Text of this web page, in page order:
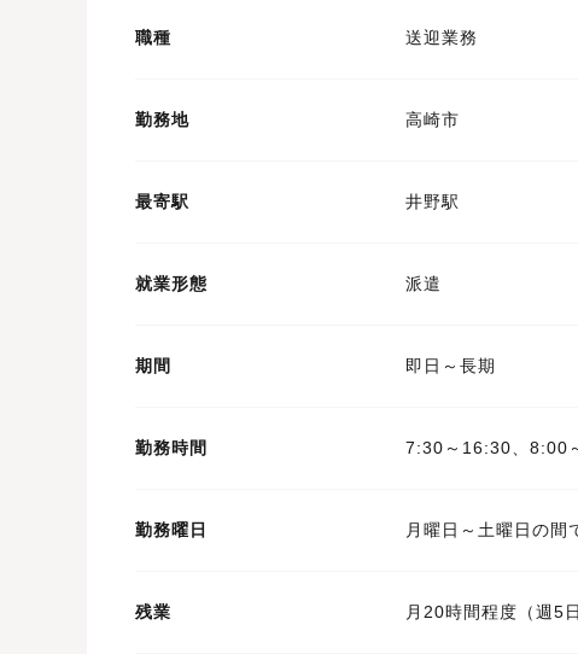
職種 送迎業務
勤務地 高崎市
最寄駅 井野駅
就業形態 派遣
期間 即日～長期
勤務時間 7:30～16:30、8:00
勤務曜日 月曜日～土曜日の間
残業 月20時間程度（週5